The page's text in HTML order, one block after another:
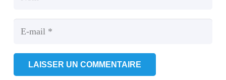
LAISSER UN COMMENTAIRE